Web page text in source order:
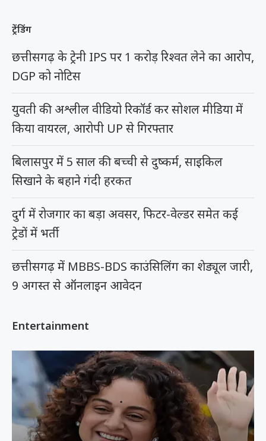
ट्रेंडिंग
छत्तीसगढ़ के ट्रेनी IPS पर 1 करोड़ रिश्वत लेने का आरोप,
DGP को नोटिस
युवती की अश्लील वीडियो रिकॉर्ड कर सोशल मीडिया में
किया वायरल, आरोपी UP से गिरफ्तार
बिलासपुर में 5 साल की बच्ची से दुष्कर्म, साइकिल
सिखाने के बहाने गंदी हरकत
दुर्ग में रोजगार का बड़ा अवसर, फिटर-वेल्डर समेत कई
ट्रेडों में भर्ती
छत्तीसगढ़ में MBBS-BDS काउंसिलिंग का शेड्यूल जारी,
9 अगस्त से ऑनलाइन आवेदन
Entertainment